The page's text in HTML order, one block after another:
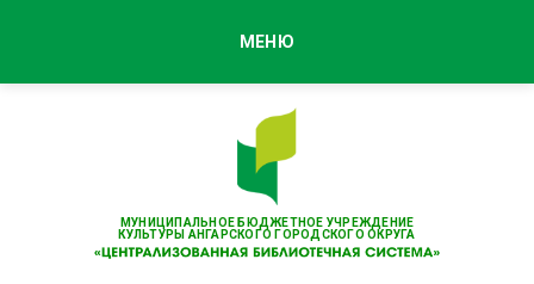
МУНИЦИПАЛЬНОЕ БЮДЖЕТНОЕ УЧРЕЖДЕНИЕ
КУЛЬТУРЫ АНГАРСКОГО ГОРОДСКОГО ОКРУГА
МЕНЮ